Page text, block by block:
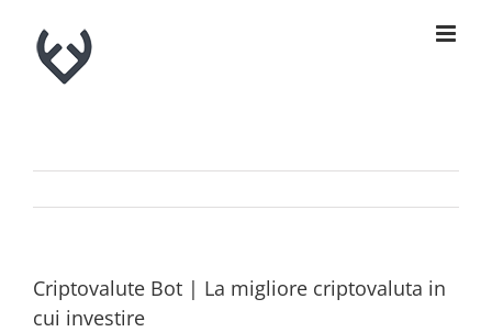
content
Criptovalute Bot | La migliore criptovaluta in
cui investire